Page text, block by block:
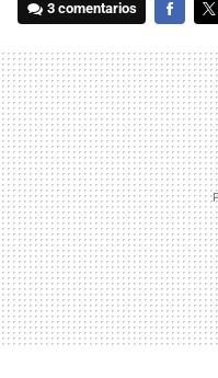
3 comentarios